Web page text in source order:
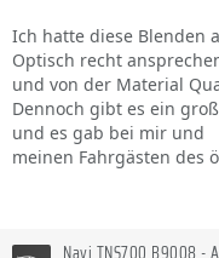
Ich hatte diese Blenden
Optisch recht
und von der Material
Dennoch gibt es ein
und es gab bei mir und
meinen Fahrgästen des